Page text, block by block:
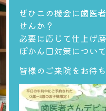
ぜひこの機会に歯医
せんか？
必要に応じて仕上げ
ぽかん口対策につい
皆様のご来院をお待